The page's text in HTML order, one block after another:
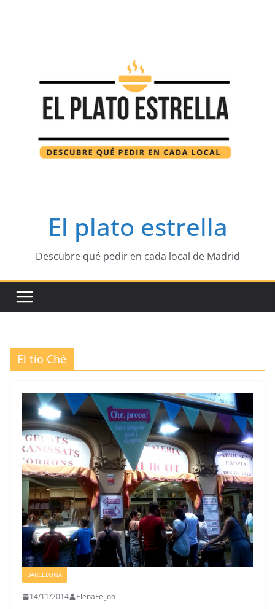
El plato estrella
Descubre qué pedir en cada local de Madrid
El tío Ché
BARCELONA
14/11/2014 ElenaFeijoo